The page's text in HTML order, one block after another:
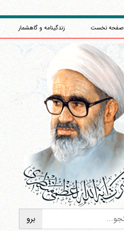
صفحه نخست زندگینامه و گاهشمار